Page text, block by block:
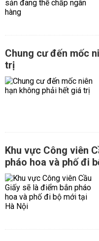
Chung cư đến mốc
trị
Khu vực Công viên
pháo hoa và phố đi